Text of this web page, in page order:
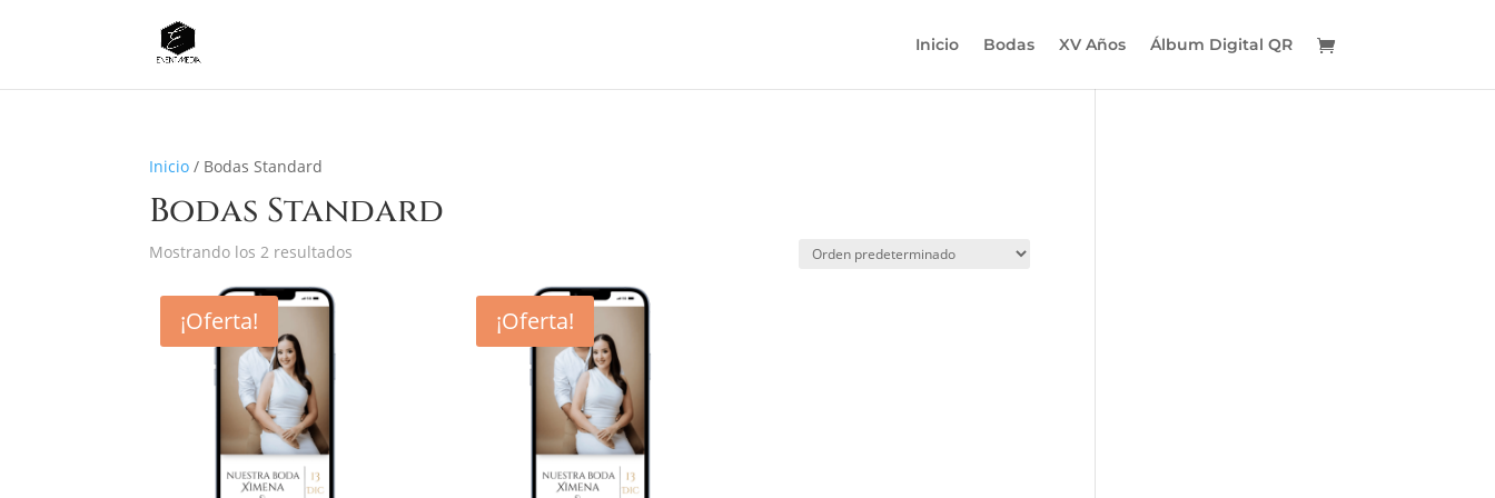
Inicio Bodas XV Años Álbum Digital QR
Inicio / Bodas Standard
Bodas Standard
Mostrando los 2 resultados
¡Oferta! ¡Oferta!